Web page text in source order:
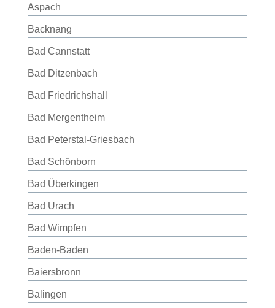
Aspach
Backnang
Bad Cannstatt
Bad Ditzenbach
Bad Friedrichshall
Bad Mergentheim
Bad Peterstal-Griesbach
Bad Schönborn
Bad Überkingen
Bad Urach
Bad Wimpfen
Baden-Baden
Baiersbronn
Balingen